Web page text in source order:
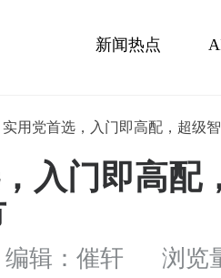
新闻热点
实用党首选，入门即高配，超级
入门即高配
辑：催轩 浏览